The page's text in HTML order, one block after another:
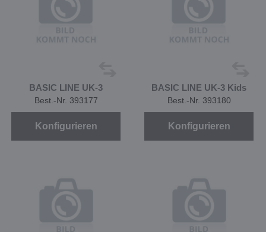
BASIC LINE UK-3
Best.-Nr. 393177
Konfigurieren
BASIC LINE UK-3 Kids
Best.-Nr. 393180
Konfigurieren